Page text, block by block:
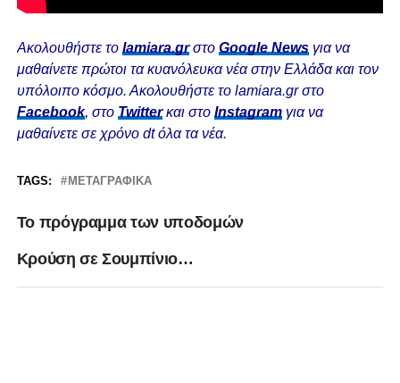
Ακολουθήστε το lamiara.grστο Google Newsγια να
μαθαίνετε πρώτοι τα κυανόλευκα νέα στην Ελλάδα και τον
υπόλοιπο κόσμο. Ακολουθήστε το lamiara.gr στο
Facebook, στο Twitterκαι στο Instagram για να
μαθαίνετε σε χρόνο dt όλα τα νέα.
TAGS: ΜΕΤΑΓΡΑΦΙΚΆ
Το πρόγραμμα των υποδομών
Κρούση σε Σουμπίνιο…